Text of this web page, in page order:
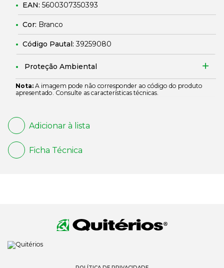
EAN: 5600307350393
Cor: Branco
Código Pautal:39259080
Proteção Ambiental
Nota: A imagem pode não corresponder ao código do produto
apresentado. Consulte as características técnicas.
Adicionar à lista
Ficha Técnica